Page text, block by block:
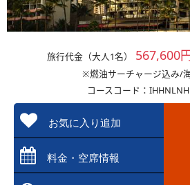
旅行代金（大人1名） 567,600
※燃油サーチャージ込み/
コースコード：
お気に入り追加
料金・空席情報